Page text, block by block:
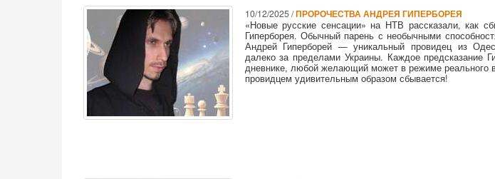
10/12/2025 /ПРОРОЧЕСТВА АНДРЕЯ ГИПЕРБОРЕЯ
«Новые русские сенсации» на НТВ рассказали, как
Гиперборея. Обычный парень с необычными
Андрей Гиперборей — уникальный провидец из
далеко за пределами Украины. Каждое предсказание
дневнике, любой желающий может в режиме реального
провидцем удивительным образом сбывается!